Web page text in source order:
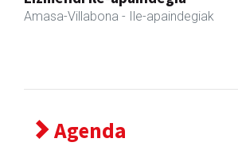
Amasa-Villabona -
Agenda